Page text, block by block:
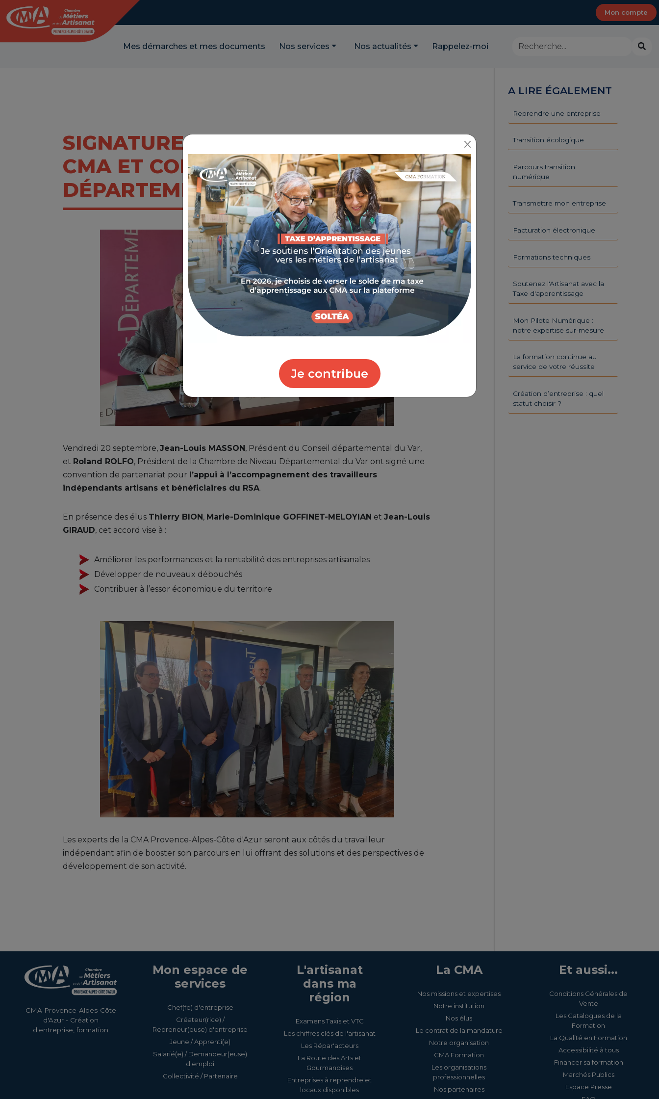
Mon compte
Mes démarches et mes documents Nos services Nos actualités Rappelez-moi
Rechercher
dans
CMA
Alpes-
Je contribue
SIGNATURE DE LA CONVENTION
CMA ET CONSEIL
DÉPARTEMENTAL DU VAR
Vendredi 20 septembre, Jean-Louis MASSON, Président du Conseil départemental du Var,
et Roland ROLFO, Président de la Chambre de Niveau Départemental du Var ont signé une
convention de partenariat pour l’appui à l’accompagnement des travailleurs
indépendants artisans et bénéficiaires du RSA.
En présence des élus Thierry BION, Marie-Dominique GOFFINET-MELOYIAN et Jean-Louis
GIRAUD, cet accord vise à :
Améliorer les performances et la rentabilité des entreprises artisanales
Développer de nouveaux débouchés
Contribuer à l’essor économique du territoire
Les experts de la CMA Provence-Alpes-Côte d'Azur seront aux côtés du travailleur
indépendant afin de booster son parcours en lui offrant des solutions et des perspectives de
développement de son activité.
A LIRE ÉGALEMENT
Reprendre une entreprise
Transition écologique
Parcours transition
numérique
Transmettre mon entreprise
Facturation électronique
Formations techniques
Soutenez l'Artisanat avec la
Taxe d'apprentissage
Mon Pilote Numérique :
notre expertise sur-mesure
La formation continue au
service de votre réussite
Création d’entreprise : quel
statut choisir ?
CMA Provence-Alpes-Côte
d'Azur - Création
d'entreprise, formation
Mon espace de
services
Chef(fe) d'entreprise
Créateur(rice) /
Repreneur(euse) d'entreprise
Jeune / Apprenti(e)
Salarié(e) / Demandeur(euse)
d'emploi
Collectivité / Partenaire
L'artisanat
dans ma
région
Examens Taxis et VTC
Les chiffres clés de l'artisanat
Les Répar'acteurs
La Route des Arts et
Gourmandises
Entreprises à reprendre et
locaux disponibles
La CMA
Nos missions et expertises
Notre institution
Nos élus
Le contrat de la mandature
Notre organisation
CMA Formation
Les organisations
professionnelles
Nos partenaires
Et aussi...
Conditions Générales de
Vente
Les Catalogues de la
Formation
La Qualité en Formation
Accessibilité à tous
Financer sa formation
Marchés Publics
Espace Presse
Panneau de gestion des cookies